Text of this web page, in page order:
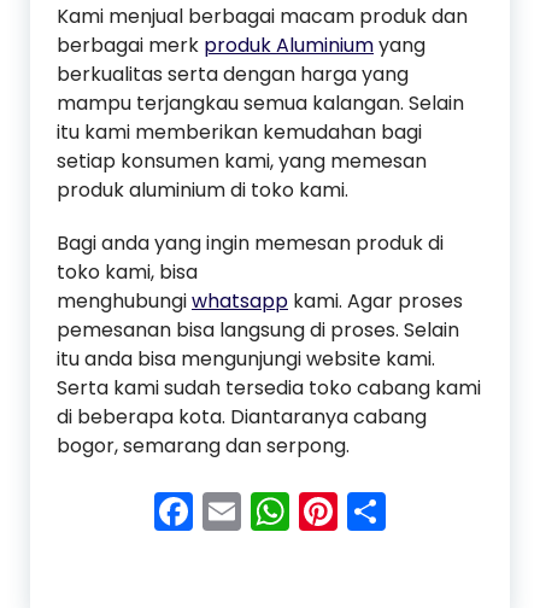
Kami menjual berbagai macam produk dan
berbagai merk produk Aluminiumyang
berkualitas serta dengan harga yang
mampu terjangkau semua kalangan. Selain
itu kami memberikan kemudahan bagi
setiap konsumen kami, yang memesan
produk aluminium di toko kami.
Bagi anda yang ingin memesan produk di
toko kami, bisa
menghubungiwhatsapp kami. Agar proses
pemesanan bisa langsung di proses. Selain
itu anda bisa mengunjungi website kami.
Serta kami sudah tersedia toko cabang kami
di beberapa kota. Diantaranya cabang
bogor, semarang dan serpong.
Facebook
EmailWhatsApp
Pinterest